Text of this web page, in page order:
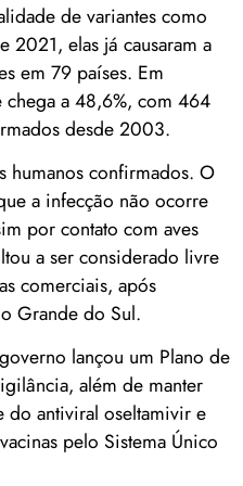
de variantes como
elas já causaram a
em 79 países. Em
chega a 48,6%, com 464
desde 2003.
humanos confirmados. O
a infecção não ocorre
por contato com aves
a ser considerado livre
comerciais, após
Grande do Sul.
lançou um Plano de
além de manter
do antiviral oseltamivir e
pelo Sistema Único